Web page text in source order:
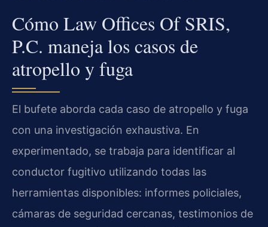
Cómo Law Offices Of SRIS,
P.C. maneja los casos de
atropello y fuga
El bufete aborda cada caso de atropello y fuga
con una investigación exhaustiva. En
experimentado, se trabaja para identificar al
conductor fugitivo utilizando todas las
herramientas disponibles: informes policiales,
cámaras de seguridad cercanas, testimonios de